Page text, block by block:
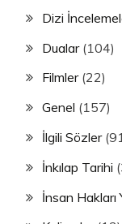
Dizi
Dualar(104)
Filmler(22)
Genel (157)
İlgili Sözler
İnkılap Tarihi
İnsan Hakları